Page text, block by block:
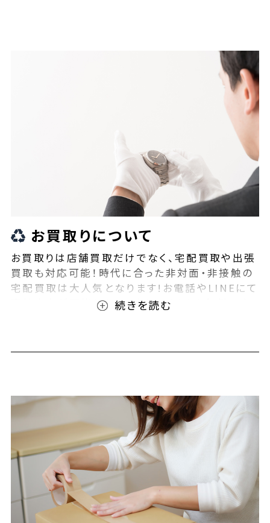
お買取りについて
お買取りは店舗買取だけでなく、宅配買取や出張
買取も対応可能！時代に合った非対面・非接触の
宅配買取は大人気となります!お電話やLINEにて
事前査定が可能となっております！また無料の宅